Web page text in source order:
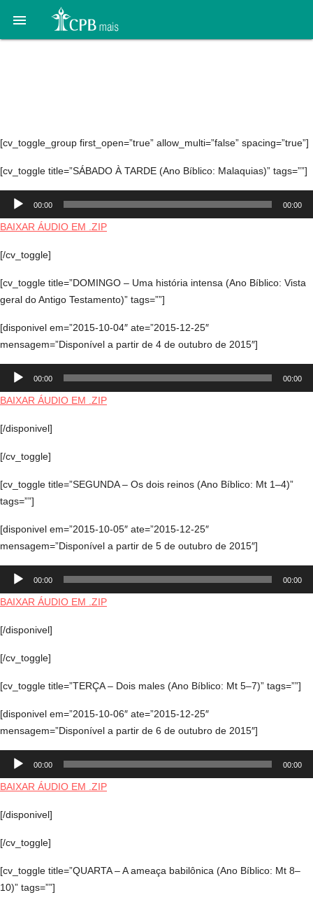

[cv_toggle_group first_open=”true” allow_multi=”false” spacing=”true”]
[cv_toggle title=”SÁBADO À TARDE (Ano Bíblico: Malaquias)” tags=””]
Tocador
áudio
00:00 00:00
BAIXAR ÁUDIO EM .ZIP
[/cv_toggle]
[cv_toggle title=”DOMINGO – Uma história intensa (Ano Bíblico: Vista
geral do Antigo Testamento)” tags=””]
[disponivel em=”2015-10-04″ ate=”2015-12-25″
mensagem=”Disponível a partir de 4 de outubro de 2015″]
Tocador
áudio
00:00 00:00
BAIXAR ÁUDIO EM .ZIP
[/disponivel]
[/cv_toggle]
[cv_toggle title=”SEGUNDA – Os dois reinos (Ano Bíblico: Mt 1–4)”
tags=””]
[disponivel em=”2015-10-05″ ate=”2015-12-25″
mensagem=”Disponível a partir de 5 de outubro de 2015″]
Tocador
áudio
00:00 00:00
BAIXAR ÁUDIO EM .ZIP
[/disponivel]
[/cv_toggle]
[cv_toggle title=”TERÇA – Dois males (Ano Bíblico: Mt 5–7)” tags=””]
[disponivel em=”2015-10-06″ ate=”2015-12-25″
mensagem=”Disponível a partir de 6 de outubro de 2015″]
Tocador
áudio
00:00 00:00
BAIXAR ÁUDIO EM .ZIP
[/disponivel]
[/cv_toggle]
[cv_toggle title=”QUARTA – A ameaça babilônica (Ano Bíblico: Mt 8–
10)” tags=””]